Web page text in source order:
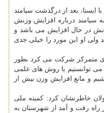
بعد از درگذشت سیامند
سیامند درباره افزایش وزنش
در حال افزایش می باشد و
ولی او این مورد را خیلی جدی
متمركز شركت می كرد بطور
توانستیم با روش های علمی
و مانع افزایش وزن بیش از
خاطرنشان كرد: كمیته ملی
راه رفت و آمد از شهرستان به